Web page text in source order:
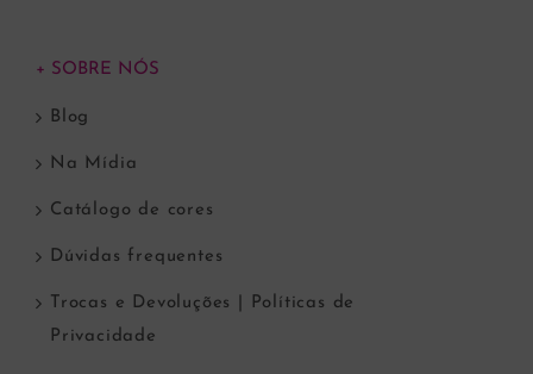
+ SOBRE NÓS
Blog
Na Mídia
Catálogo de cores
Dúvidas frequentes
Trocas e Devoluções | Políticas de
Privacidade